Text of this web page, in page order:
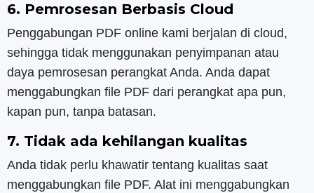
6. Pemrosesan Berbasis Cloud
Penggabungan PDF online kami berjalan di cloud,
sehingga tidak menggunakan penyimpanan atau
daya pemrosesan perangkat Anda. Anda dapat
menggabungkan file PDF dari perangkat apa pun,
kapan pun, tanpa batasan.
7. Tidak ada kehilangan kualitas
Anda tidak perlu khawatir tentang kualitas saat
menggabungkan file PDF. Alat ini menggabungkan